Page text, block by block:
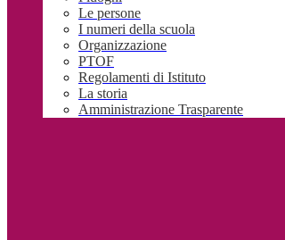
Le persone
I numeri della scuola
Organizzazione
PTOF
Regolamenti di Istituto
La storia
Amministrazione Trasparente